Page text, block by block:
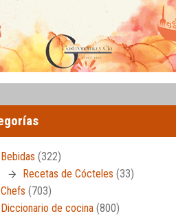
Bebidas (322)
Recetas de Cócteles (33)
Chefs (703)
Diccionario de cocina (800)